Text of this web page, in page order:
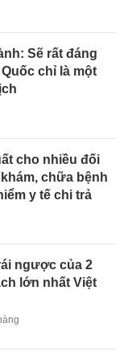
Sẽ rất đáng
chỉ là một
cho nhiều đối
chữa bệnh
y tế chi trả
ngược của 2
lớn nhất Việt